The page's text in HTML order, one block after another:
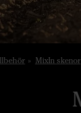
MixIn skenor